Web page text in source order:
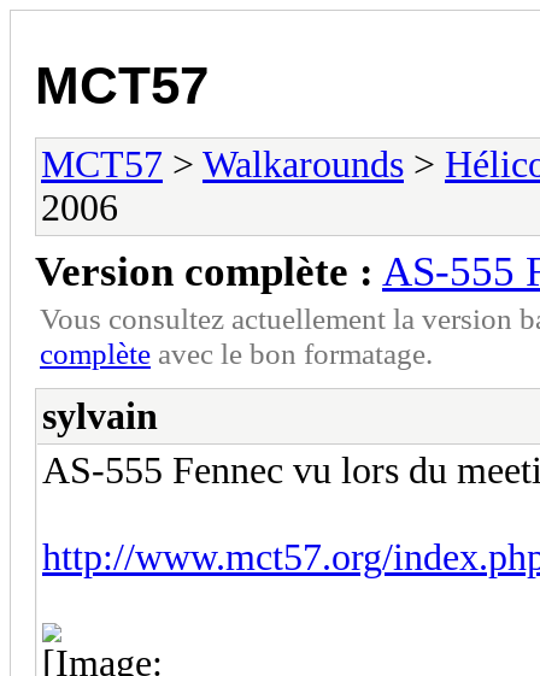
MCT57
MCT57 > Walkarounds >
2006
Version complète : AS-555
Vous consultez actuellement la version
complète avec le bon formatage.
sylvain
AS-555 Fennec vu lors du
http://www.mct57.org/